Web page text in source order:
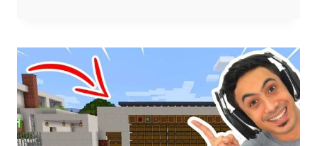
التجهيز
للقرية
الصينية